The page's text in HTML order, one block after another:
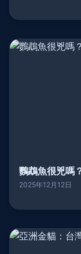
鸚鵡魚很兇嗎
2025年12月12日